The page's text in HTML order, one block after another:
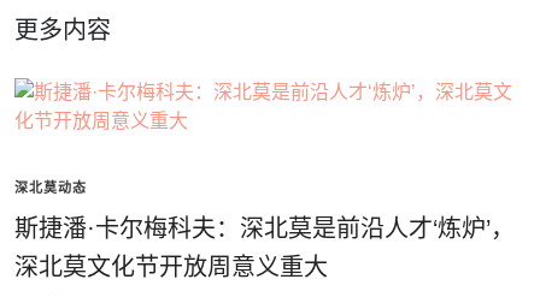
更多内容
深北莫动态
斯捷潘·卡尔梅科夫：深北莫是前沿人才‘炼炉’，
深北莫文化节开放周意义重大